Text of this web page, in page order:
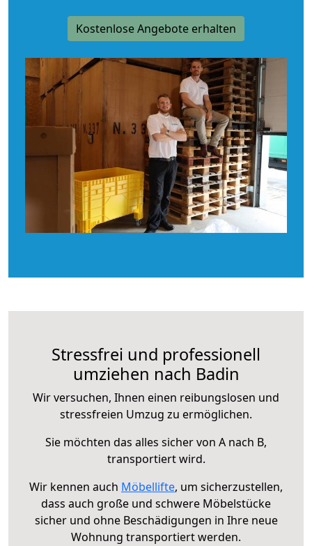
Kostenlose Angebote erhalten
Stressfrei und professionell
umziehen nach Badin
Wir versuchen, Ihnen einen reibungslosen und
stressfreien Umzug zu ermöglichen.
Sie möchten das alles sicher von A nach B,
transportiert wird.
Wir kennen auch Möbellifte, um sicherzustellen,
dass auch große und schwere Möbelstücke
sicher und ohne Beschädigungen in Ihre neue
Wohnung transportiert werden.